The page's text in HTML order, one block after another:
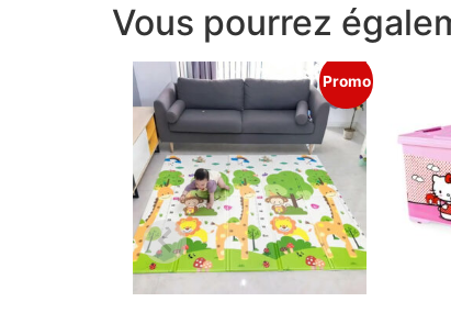
Vous pourrez
Promo